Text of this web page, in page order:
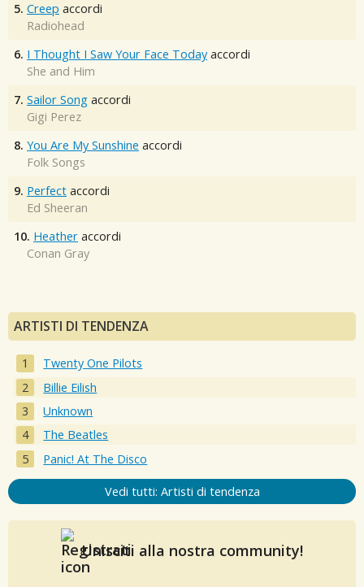
5. Creep accordi
Radiohead
6. I Thought I Saw Your Face Today accordi
She and Him
7. Sailor Song accordi
Gigi Perez
8. You Are My Sunshine accordi
Folk Songs
9. Perfect accordi
Ed Sheeran
10. Heather accordi
Conan Gray
ARTISTI DI TENDENZA
Twenty One Pilots
Billie Eilish
Unknown
The Beatles
Panic! At The Disco
Vedi tutti: Artisti di tendenza
Unisciti alla nostra community!